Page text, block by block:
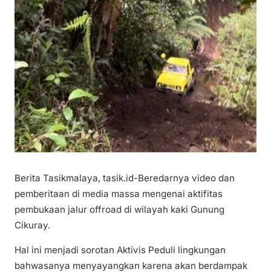
Berita Tasikmalaya, tasik.id-Beredarnya video dan
pemberitaan di media massa mengenai aktifitas
pembukaan jalur offroad di wilayah kaki Gunung
Cikuray.
Hal ini menjadi sorotan Aktivis Peduli lingkungan
bahwasanya menyayangkan karena akan berdampak